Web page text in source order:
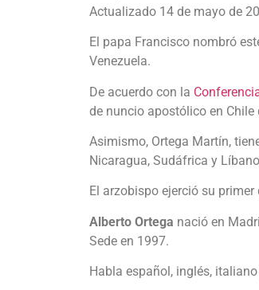
Actualizado 14 de mayo de
El papa Francisco nombró
Venezuela.
De acuerdo con la
de nuncio apostólico en Chile
Asimismo, Ortega Martín,
Nicaragua, Sudáfrica y
El arzobispo ejerció su
Alberto Ortega nació en
Sede en 1997.
Habla español, inglés,